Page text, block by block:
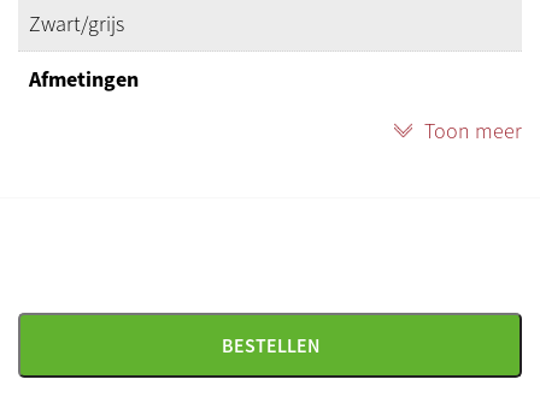
Zwart/grijs
Afmetingen
Nieuw
Herkomst
Toon meer
BESTELLEN